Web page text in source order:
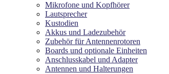
Mikrofone und Kopfhörer
Lautsprecher
Kustodien
Akkus und Ladezubehör
Zubehör für Antennenrotoren
Boards und optionale Einheiten
Anschlusskabel und Adapter
Antennen und Halterungen